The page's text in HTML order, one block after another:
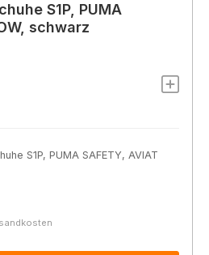
S1P, PUMA
schwarz
S1P, PUMA SAFETY, AVIAT